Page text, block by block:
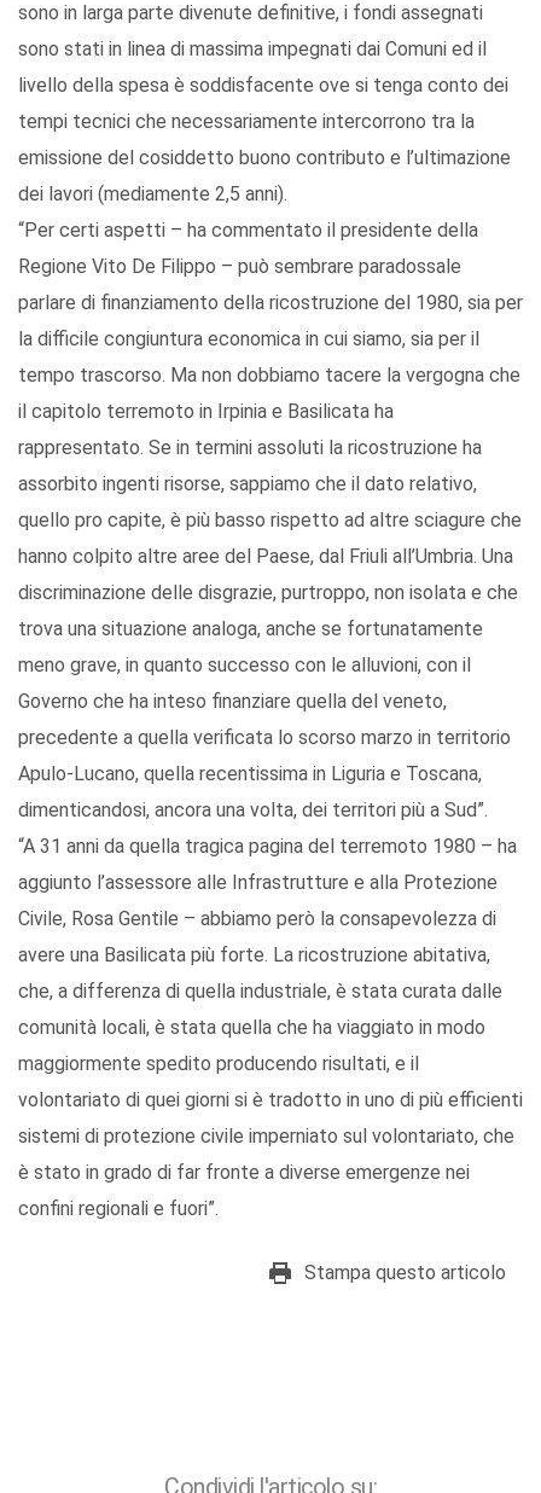
sono in larga parte divenute definitive, i fondi assegnati
sono stati in linea di massima impegnati dai Comuni ed il
livello della spesa è soddisfacente ove si tenga conto dei
tempi tecnici che necessariamente intercorrono tra la
emissione del cosiddetto buono contributo e l’ultimazione
dei lavori (mediamente 2,5 anni).
“Per certi aspetti – ha commentato il presidente della
Regione Vito De Filippo – può sembrare paradossale
parlare di finanziamento della ricostruzione del 1980, sia per
la difficile congiuntura economica in cui siamo, sia per il
tempo trascorso. Ma non dobbiamo tacere la vergogna che
il capitolo terremoto in Irpinia e Basilicata ha
rappresentato. Se in termini assoluti la ricostruzione ha
assorbito ingenti risorse, sappiamo che il dato relativo,
quello pro capite, è più basso rispetto ad altre sciagure che
hanno colpito altre aree del Paese, dal Friuli all’Umbria. Una
discriminazione delle disgrazie, purtroppo, non isolata e che
trova una situazione analoga, anche se fortunatamente
meno grave, in quanto successo con le alluvioni, con il
Governo che ha inteso finanziare quella del veneto,
precedente a quella verificata lo scorso marzo in territorio
Apulo-Lucano, quella recentissima in Liguria e Toscana,
dimenticandosi, ancora una volta, dei territori più a Sud”.
“A 31 anni da quella tragica pagina del terremoto 1980 – ha
aggiunto l’assessore alle Infrastrutture e alla Protezione
Civile, Rosa Gentile – abbiamo però la consapevolezza di
avere una Basilicata più forte. La ricostruzione abitativa,
che, a differenza di quella industriale, è stata curata dalle
comunità locali, è stata quella che ha viaggiato in modo
maggiormente spedito producendo risultati, e il
volontariato di quei giorni si è tradotto in uno di più efficienti
sistemi di protezione civile imperniato sul volontariato, che
è stato in grado di far fronte a diverse emergenze nei
confini regionali e fuori”.
Stampa questo articolo